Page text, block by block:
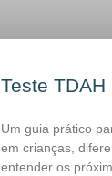
Teste TDAH
Um guia prático
em crianças,
entender os